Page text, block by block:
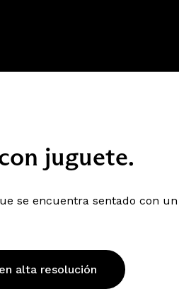
juguete.
se encuentra sentado con
alta resolución